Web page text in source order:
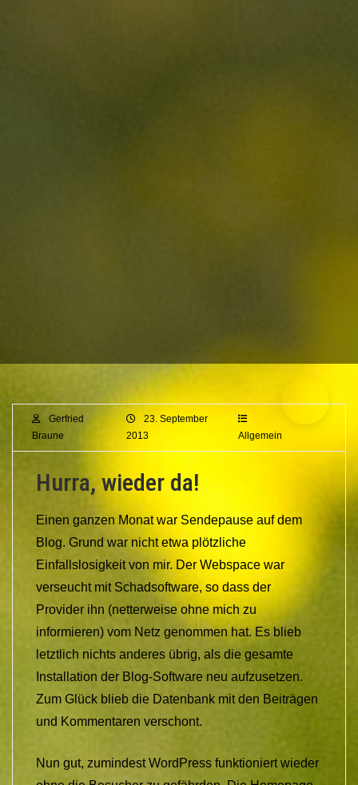
Gerfried
Braune
23. September
2013
Allgemein
Hurra, wieder da!
Einen ganzen Monat war Sendepause auf dem
Blog. Grund war nicht etwa plötzliche
Einfallslosigkeit von mir. Der Webspace war
verseucht mit Schadsoftware, so dass der
Provider ihn (netterweise ohne mich zu
informieren) vom Netz genommen hat. Es blieb
letztlich nichts anderes übrig, als die gesamte
Installation der Blog-Software neu aufzusetzen.
Zum Glück blieb die Datenbank mit den Beiträgen
und Kommentaren verschont.
Nun gut, zumindest WordPress funktioniert wieder